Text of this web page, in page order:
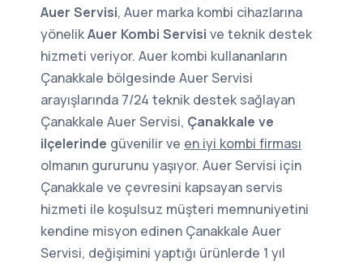
Auer Servisi, Auer marka kombi cihazlarına
yönelikAuer Kombi Servisi ve teknik destek
hizmeti veriyor. Auer kombi kullananların
Çanakkale bölgesinde Auer Servisi
arayışlarında 7/24 teknik destek sağlayan
Çanakkale Auer Servisi, Çanakkale ve
ilçelerinde güvenilir ve en iyi kombi firması
olmanın gururunu yaşıyor. Auer Servisi için
Çanakkale ve çevresini kapsayan servis
hizmeti ile koşulsuz müşteri memnuniyetini
kendine misyon edinen Çanakkale Auer
Servisi, değişimini yaptığı ürünlerde 1 yıl